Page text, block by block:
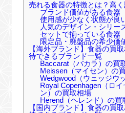
売れる食器の特徴とは？高
ブランド価値がある食器
使用感が少なく状態が良
人気のデザイン・シリー
セットで揃っている食器
限定品・廃盤品の希少価
【海外ブランド】食器の買
待できるブランド一覧
Baccarat（バカラ）の買
Meissen（マイセン）の
Wedgwood（ウェッジウ
Royal Copenhagen（ロ
ン）の買取相場
Herend（ヘレンド）の買
【国内ブランド】食器の買